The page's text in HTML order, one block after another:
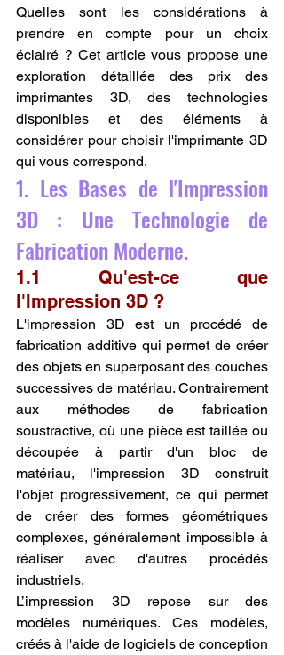
Quelles sont les considérations à
prendre en compte pour un choix
éclairé ? Cet article vous propose une
exploration détaillée des prix des
imprimantes 3D, des technologies
disponibles et des éléments à
considérer pour choisir l'imprimante 3D
qui vous correspond.
1. Les Bases de l'Impression
3D : Une Technologie de
Fabrication Moderne.
1.1 Qu'est-ce que
l'Impression 3D ?
L'impression 3D est un procédé de
fabrication additive qui permet de créer
des objets en superposant des couches
successives de matériau. Contrairement
aux méthodes de fabrication
soustractive, où une pièce est taillée ou
découpée à partir d'un bloc de
matériau, l'impression 3D construit
l'objet progressivement, ce qui permet
de créer des formes géométriques
complexes, généralement impossible à
réaliser avec d'autres procédés
industriels.
L’impression 3D repose sur des
modèles numériques. Ces modèles,
créés à l'aide de logiciels de conception